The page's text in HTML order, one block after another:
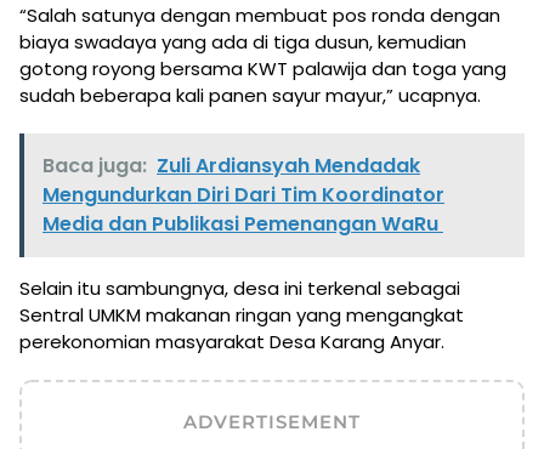
“Salah satunya dengan membuat pos ronda dengan
biaya swadaya yang ada di tiga dusun, kemudian
gotong royong bersama KWT palawija dan toga yang
sudah beberapa kali panen sayur mayur,” ucapnya.
Baca juga: Zuli Ardiansyah Mendadak
Mengundurkan Diri Dari Tim Koordinator
Media dan Publikasi Pemenangan WaRu
Selain itu sambungnya, desa ini terkenal sebagai
Sentral UMKM makanan ringan yang mengangkat
perekonomian masyarakat Desa Karang Anyar.
ADVERTISEMENT